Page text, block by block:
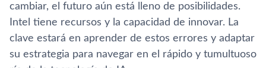
cambiar, el futuro aún está lleno de posibilidades.
Intel tiene recursos y la capacidad de innovar. La
clave estará en aprender de estos errores y adaptar
su estrategia para navegar en el rápido y tumultuoso